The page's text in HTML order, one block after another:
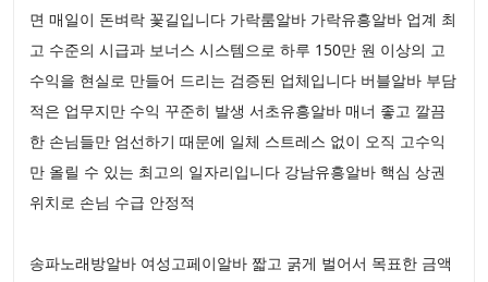
면 매일이 돈벼락 꽃길입니다 가락룸알바 가락유흥알바 업계 최
고 수준의 시급과 보너스 시스템으로 하루 150만 원 이상의 고
수익을 현실로 만들어 드리는 검증된 업체입니다 버블알바 부담
적은 업무지만 수익 꾸준히 발생 서초유흥알바 매너 좋고 깔끔
한 손님들만 엄선하기 때문에 일체 스트레스 없이 오직 고수익
만 올릴 수 있는 최고의 일자리입니다 강남유흥알바 핵심 상권
위치로 손님 수급 안정적
송파노래방알바 여성고페이알바 짧고 굵게 벌어서 목표한 금액